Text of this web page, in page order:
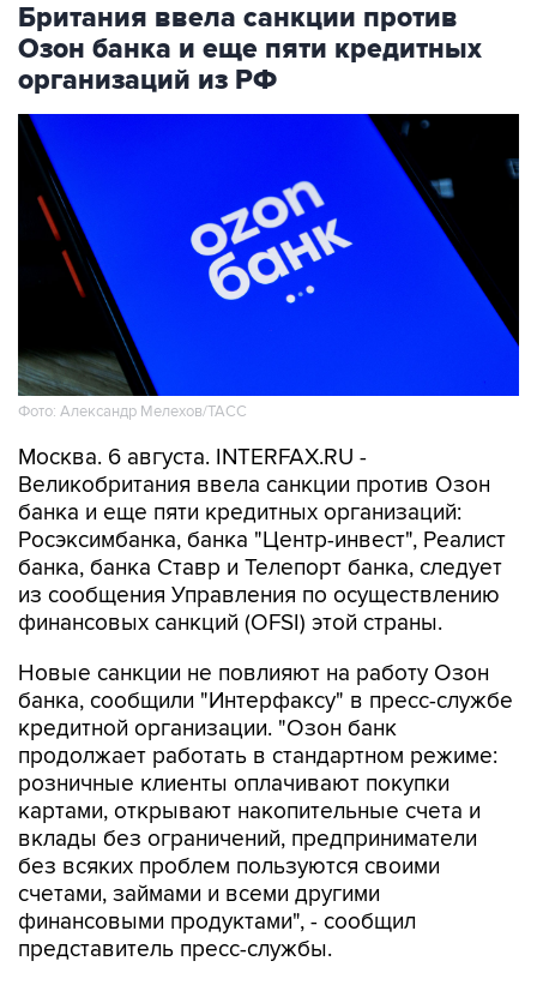
Британия ввела санкции против
Озон банка и еще пяти кредитных
организаций из РФ
Фото: Александр Мелехов/ТАСС
Москва. 6 августа. INTERFAX.RU -
Великобритания ввела санкции против Озон
банка и еще пяти кредитных организаций:
Росэксимбанка, банка "Центр-инвест", Реалист
банка, банка Ставр и Телепорт банка, следует
из сообщения Управления по осуществлению
финансовых санкций (OFSI) этой страны.
Новые санкции не повлияют на работу Озон
банка, сообщили "Интерфаксу" в пресс-службе
кредитной организации. "Озон банк
продолжает работать в стандартном режиме:
розничные клиенты оплачивают покупки
картами, открывают накопительные счета и
вклады без ограничений, предприниматели
без всяких проблем пользуются своими
счетами, займами и всеми другими
финансовыми продуктами", - сообщил
представитель пресс-службы.